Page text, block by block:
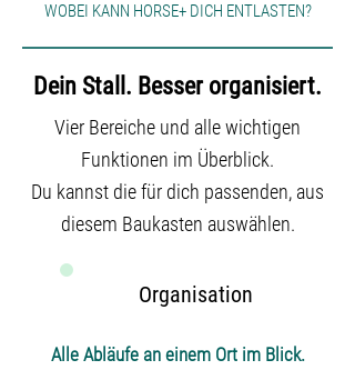
WOBEI KANN HORSE+ DICH ENTLASTEN?
Dein Stall. Besser organisiert.
Vier Bereiche und alle wichtigen
Funktionen im Überblick.
Du kannst die für dich passenden, aus
diesem Baukasten auswählen.
Organisation
Alle Abläufe an einem Ort im Blick.